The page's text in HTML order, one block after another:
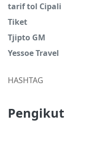
tarif tol Cipali
Tiket
Tjipto GM
Yessoe Travel
HASHTAG
Pengikut